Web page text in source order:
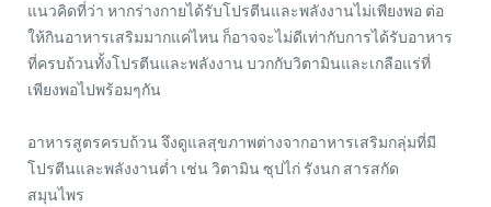
แนวคิดที่ว่า หากร่างกายได้รับโปรตีนและพลังงานไม่เพียงพอ ต่อ
ให้กินอาหารเสริมมากแค่ไหน ก็อาจจะไม่ดีเท่ากับการได้รับอาหาร
ที่ครบถ้วนทั้งโปรตีนและพลังงาน บวกกับวิตามินและเกลือแร่ที่
เพียงพอไปพร้อมๆกัน
อาหารสูตรครบถ้วน จึงดูแลสุขภาพต่างจากอาหารเสริมกลุ่มที่มี
โปรตีนและพลังงานต่ำ เช่น วิตามิน ซุปไก่ รังนก สารสกัด
สมุนไพร